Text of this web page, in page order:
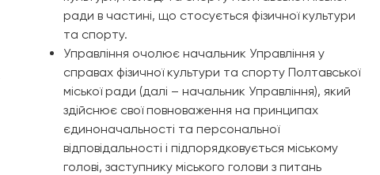
ради в частині, що стосується фізичної культури
та спорту.
Управління очолює начальник Управління у
справах фізичної культури та спорту Полтавської
міської ради (далі – начальник Управління), який
здійснює свої повноваження на принципах
єдиноначальності та персональної
відповідальності і підпорядковується міському
голові, заступнику міського голови з питань